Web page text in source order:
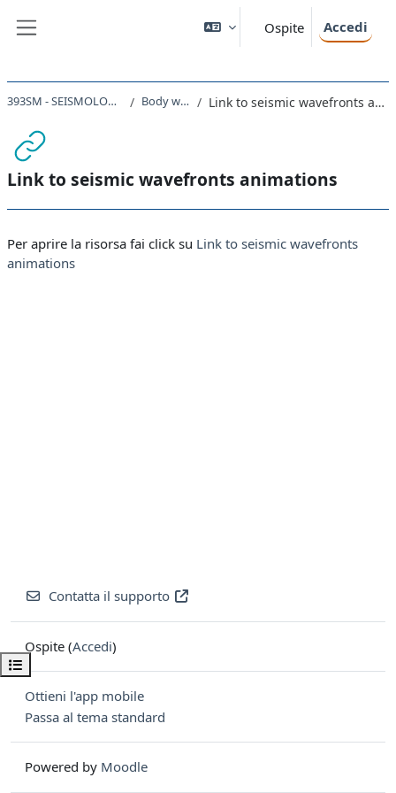
Ospite Accedi
Apri indice del corso
393SM - SEISMOLOGY 2023 Body waves Link to seismic wavefronts animations
Link to seismic wavefronts animations
Per aprire la risorsa fai click su Link to seismic wavefronts
animations
Contatta il supporto
Ospite (Accedi)
Ottieni l'app mobile
Passa al tema standard
Powered by Moodle